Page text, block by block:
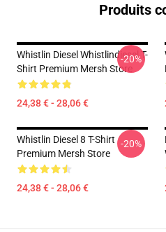
Produits
Whistlin Diesel Whistlindiesel T-
Shirt Premium Mersh Store
24,38 € - 28,06 €
-20%
Whistlin Diesel 8 T-Shirt
Premium Mersh Store
24,38 € - 28,06 €
-20%